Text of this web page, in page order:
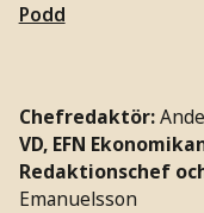
Podd
Chefredaktör:
VD, EFN
Redaktionschef
Emanuelsson